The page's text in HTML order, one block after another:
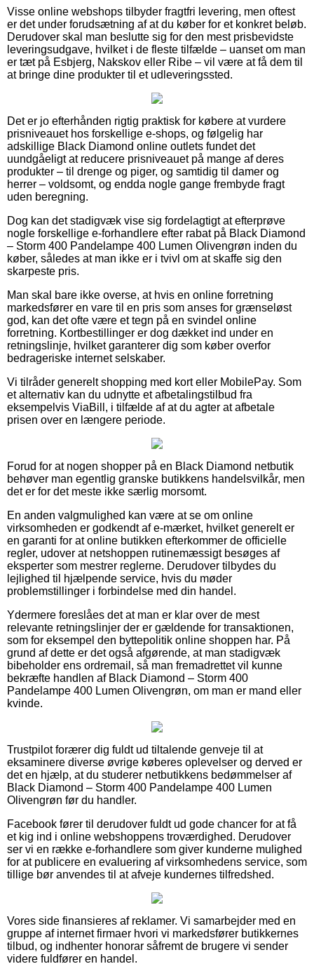
Visse online webshops tilbyder fragtfri levering, men oftest
er det under forudsætning af at du køber for et konkret beløb.
Derudover skal man beslutte sig for den mest prisbevidste
leveringsudgave, hvilket i de fleste tilfælde – uanset om man
er tæt på Esbjerg, Nakskov eller Ribe – vil være at få dem til
at bringe dine produkter til et udleveringssted.
Det er jo efterhånden rigtig praktisk for købere at vurdere
prisniveauet hos forskellige e-shops, og følgelig har
adskillige Black Diamond online outlets fundet det
uundgåeligt at reducere prisniveauet på mange af deres
produkter – til drenge og piger, og samtidig til damer og
herrer – voldsomt, og endda nogle gange frembyde fragt
uden beregning.
Dog kan det stadigvæk vise sig fordelagtigt at efterprøve
nogle forskellige e-forhandlere efter rabat på Black Diamond
– Storm 400 Pandelampe 400 Lumen Olivengrøn inden du
køber, således at man ikke er i tvivl om at skaffe sig den
skarpeste pris.
Man skal bare ikke overse, at hvis en online forretning
markedsfører en vare til en pris som anses for grænseløst
god, kan det ofte være et tegn på en svindel online
forretning. Kortbestillinger er dog dækket ind under en
retningslinje, hvilket garanterer dig som køber overfor
bedrageriske internet selskaber.
Vi tilråder generelt shopping med kort eller MobilePay. Som
et alternativ kan du udnytte et afbetalingstilbud fra
eksempelvis ViaBill, i tilfælde af at du agter at afbetale
prisen over en længere periode.
Forud for at nogen shopper på en Black Diamond netbutik
behøver man egentlig granske butikkens handelsvilkår, men
det er for det meste ikke særlig morsomt.
En anden valgmulighed kan være at se om online
virksomheden er godkendt af e-mærket, hvilket generelt er
en garanti for at online butikken efterkommer de officielle
regler, udover at netshoppen rutinemæssigt besøges af
eksperter som mestrer reglerne. Derudover tilbydes du
lejlighed til hjælpende service, hvis du møder
problemstillinger i forbindelse med din handel.
Ydermere foreslåes det at man er klar over de mest
relevante retningslinjer der er gældende for transaktionen,
som for eksempel den byttepolitik online shoppen har. På
grund af dette er det også afgørende, at man stadigvæk
bibeholder ens ordremail, så man fremadrettet vil kunne
bekræfte handlen af Black Diamond – Storm 400
Pandelampe 400 Lumen Olivengrøn, om man er mand eller
kvinde.
Trustpilot forærer dig fuldt ud tiltalende genveje til at
eksaminere diverse øvrige køberes oplevelser og derved er
det en hjælp, at du studerer netbutikkens bedømmelser af
Black Diamond – Storm 400 Pandelampe 400 Lumen
Olivengrøn før du handler.
Facebook fører til derudover fuldt ud gode chancer for at få
et kig ind i online webshoppens troværdighed. Derudover
ser vi en række e-forhandlere som giver kunderne mulighed
for at publicere en evaluering af virksomhedens service, som
tillige bør anvendes til at afveje kundernes tilfredshed.
Vores side finansieres af reklamer. Vi samarbejder med en
gruppe af internet firmaer hvori vi markedsfører butikkernes
tilbud, og indhenter honorar såfremt de brugere vi sender
videre fuldfører en handel.